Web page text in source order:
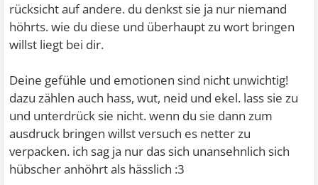
rücksicht auf andere. du denkst sie ja nur niemand
höhrts. wie du diese und überhaupt zu wort bringen
willst liegt bei dir.
Deine gefühle und emotionen sind nicht unwichtig!
dazu zählen auch hass, wut, neid und ekel. lass sie zu
und unterdrück sie nicht. wenn du sie dann zum
ausdruck bringen willst versuch es netter zu
verpacken. ich sag ja nur das sich unansehnlich sich
hübscher anhöhrt als hässlich :3